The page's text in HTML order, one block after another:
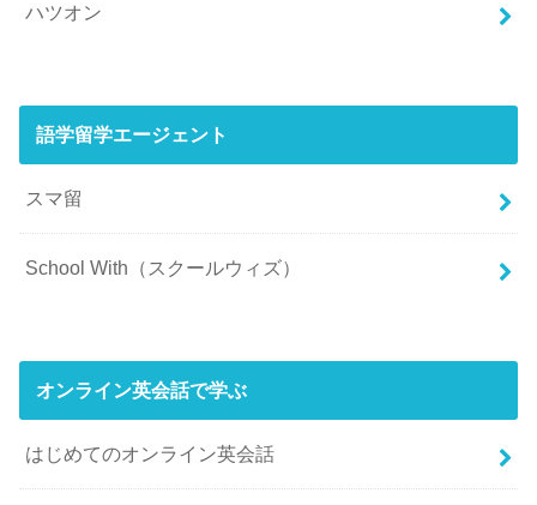
ハツオン
語学留学エージェント
スマ留
School With（スクールウィズ）
オンライン英会話で学ぶ
はじめてのオンライン英会話